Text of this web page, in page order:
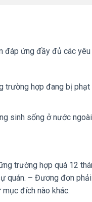
đáp ứng đầy đủ các yêu
trường hợp đang bị phạt
sinh sống ở nước
trường hợp quá 12
quán. – Đương đơn
đích nào khác.